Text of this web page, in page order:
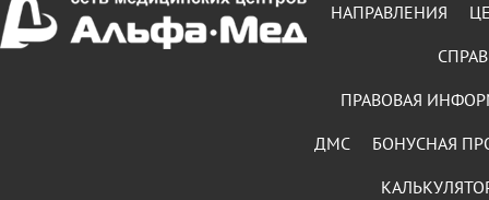
НАПРАВЛЕНИЯ
ПРАВОВАЯ
БОНУСНАЯ
ДМС